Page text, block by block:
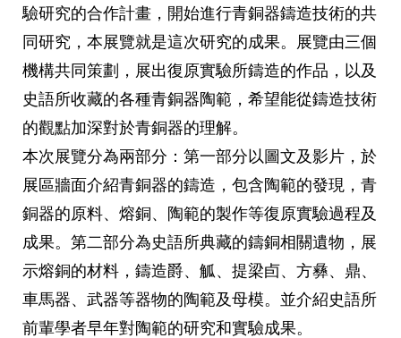
驗研究的合作計畫，開始進行青銅器鑄造技術的共
同研究，本展覽就是這次研究的成果。展覽由三個
機構共同策劃，展出復原實驗所鑄造的作品，以及
史語所收藏的各種青銅器陶範，希望能從鑄造技術
的觀點加深對於青銅器的理解。
本次展覽分為兩部分：第一部分以圖文及影片，於
展區牆面介紹青銅器的鑄造，包含陶範的發現，青
銅器的原料、熔銅、陶範的製作等復原實驗過程及
成果。第二部分為史語所典藏的鑄銅相關遺物，展
示熔銅的材料，鑄造爵、觚、提梁卣、方彝、鼎、
車馬器、武器等器物的陶範及母模。並介紹史語所
前輩學者早年對陶範的研究和實驗成果。